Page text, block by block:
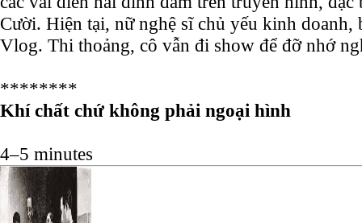
Cười. Hiện tại, nữ nghệ sĩ chủ yếu kinh doanh,
Vlog. Thi thoảng, cô vẫn đi show để đỡ nhớ
********
Khí chất chứ không phải ngoại hình
4–5 minutes